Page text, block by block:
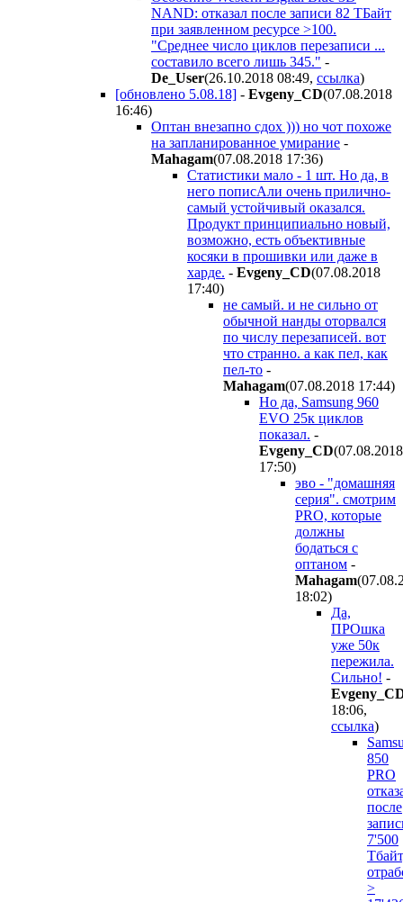
NAND: отказал после записи 82 ТБайт
при заявленном ресурсе >100.
"Среднее число циклов перезаписи ...
составило всего лишь 345." -
De_User(26.10.2018 08:49, ссылка)
[обновлено 5.08.18] - Evgeny_CD(07.08.2018
16:46)
Оптан внезапно сдох ))) но чот похоже
на запланированное умирание -
Mahagam(07.08.2018 17:36)
Статистики мало - 1 шт. Но да, в
него пописАли очень прилично-
самый устойчивый оказался.
Продукт принципиально новый,
возможно, есть объективные
косяки в прошивки или даже в
харде. - Evgeny_CD(07.08.2018
17:40)
не самый. и не сильно от
обычной нанды оторвался
по числу перезаписей. вот
что странно. а как пел, как
пел-то -
Mahagam(07.08.2018 17:44)
Но да, Samsung 960
EVO 25к циклов
показал. -
Evgeny_CD(07.08.2018
17:50)
эво - "домашняя
серия". смотрим
PRO, которые
должны
бодаться с
оптаном -
Mahagam
18:02)
Да,
ПРОшка
уже 50к
пережила.
Сильно! -
18:06,
ссылка)
850
PRO
после
7'500
>